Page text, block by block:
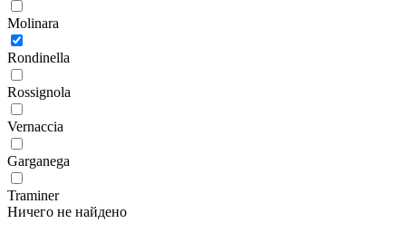
Molinara
Rondinella
Rossignola
Vernaccia
Garganega
Traminer
Ничего не найдено